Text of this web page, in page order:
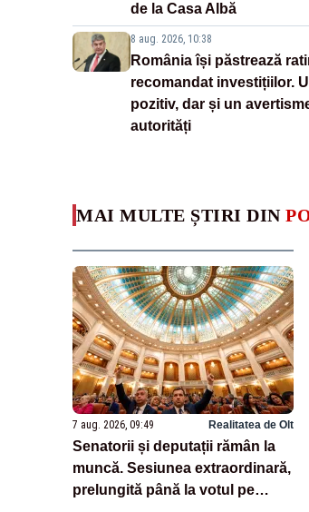
de la Casa Albă
8 aug. 2026, 10:38
România își păstrează
recomandat investițiilor.
pozitiv, dar și un
autorități
MAI MULTE ȘTIRI DIN
7 aug. 2026, 09:49 Realitatea de Olt
Senatorii și deputații rămân la
muncă. Sesiunea extraordinară,
prelungită până la votul pe